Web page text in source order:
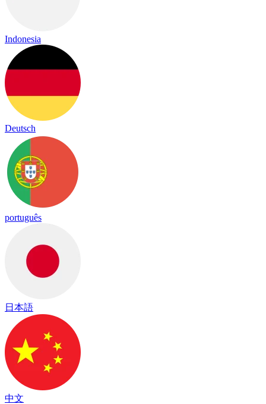
Indonesia
Deutsch
português
日本語
中文